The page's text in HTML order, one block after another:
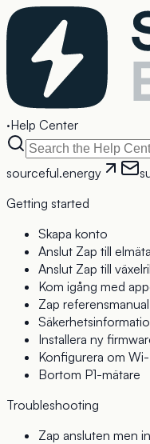
·Help Center
sourceful.energy
Getting started
Skapa konto
Anslut Zap till
Anslut Zap till
Kom igång med
Zap referensmanual
Installera ny
Konfigurera om
Bortom P1-mätare
Troubleshooting
Zap ansluten men